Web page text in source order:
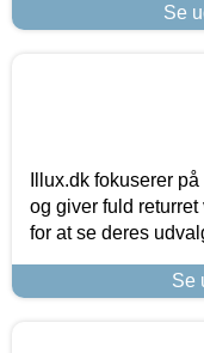
Se
Illux.dk fokuserer
og giver fuld
for at se deres
Se